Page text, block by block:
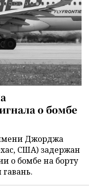
о бомбе
Джорджа
США) задержан
о бомбе на борту